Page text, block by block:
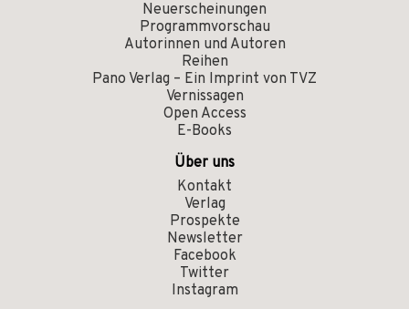
Neuerscheinungen
Programmvorschau
Autorinnen und Autoren
Reihen
Pano Verlag – Ein Imprint von TVZ
Vernissagen
Open Access
E-Books
Über uns
Kontakt
Verlag
Prospekte
Newsletter
Facebook
Twitter
Instagram